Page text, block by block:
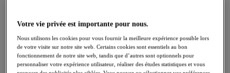
Votre vie privée est importante pour nous.
Nous utilisons les cookies pour vous fournir la meilleure expérience possible lors
de votre visite sur notre site web. Certains cookies sont essentiels au bon
fonctionnement de notre site web, tandis que d’autres sont optionnels pour
personnaliser votre expérience utilisateur, réaliser des études statistiques et vous